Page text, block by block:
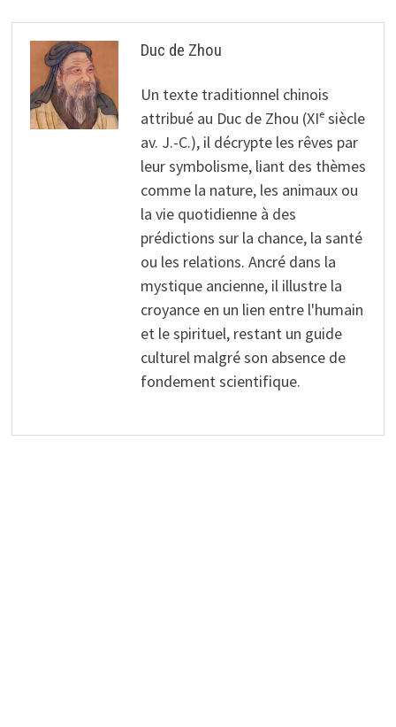
Duc de Zhou
Un texte traditionnel chinois
attribué au Duc de Zhou (XIᵉ siècle
av. J.-C.), il décrypte les rêves par
leur symbolisme, liant des thèmes
comme la nature, les animaux ou
la vie quotidienne à des
prédictions sur la chance, la santé
ou les relations. Ancré dans la
mystique ancienne, il illustre la
croyance en un lien entre l'humain
et le spirituel, restant un guide
culturel malgré son absence de
fondement scientifique.